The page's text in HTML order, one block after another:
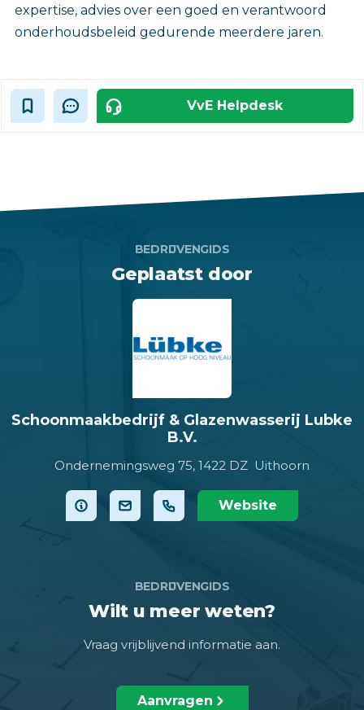
expertise, advies over een goed en verantwoord
onderhoudsbeleid gedurende meerdere jaren.
VvE Helpdesk
BEDRIJVENGIDS
Geplaatst door
Schoonmaakbedrijf & Glazenwasserij Lubke
B.V.
Ondernemingsweg 75, 1422 DZ Uithoorn
Website
BEDRIJVENGIDS
Wilt u meer weten?
Vraag vrijblijvend informatie aan.
Aanvragen